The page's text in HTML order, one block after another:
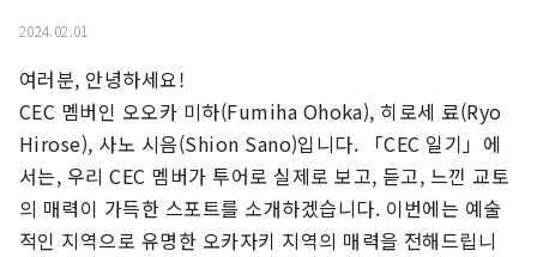
2024.02.01
여러분, 안녕하세요!
CEC 멤버인 오오카 미하(Fumiha Ohoka), 히로세 료(Ryo
Hirose), 사노 시음(Shion Sano)입니다. 「CEC 일기」에
서는, 우리 CEC 멤버가 투어로 실제로 보고, 듣고, 느낀 교토
의 매력이 가득한 스포트를 소개하겠습니다. 이번에는 예술
적인 지역으로 유명한 오카자키 지역의 매력을 전해드립니